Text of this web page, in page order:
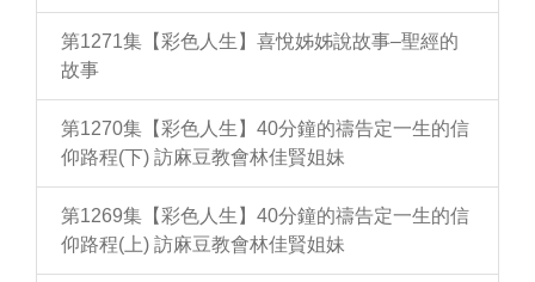
第1271集【彩色人生】喜悅姊姊說故事–聖經的
故事
第1270集【彩色人生】40分鐘的禱告定一生的信
仰路程(下) 訪麻豆教會林佳賢姐妹
第1269集【彩色人生】40分鐘的禱告定一生的信
仰路程(上) 訪麻豆教會林佳賢姐妹